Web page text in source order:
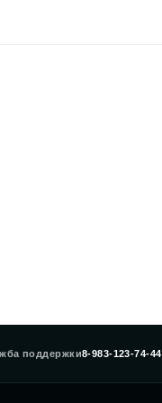
поддержки8-983-123-74-44